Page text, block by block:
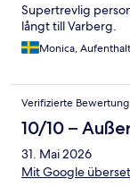
Supertrevlig
långt till Varberg.
Monica,
Verifizierte Bewertung
10/10 –
31. Mai 2026
Mit Google